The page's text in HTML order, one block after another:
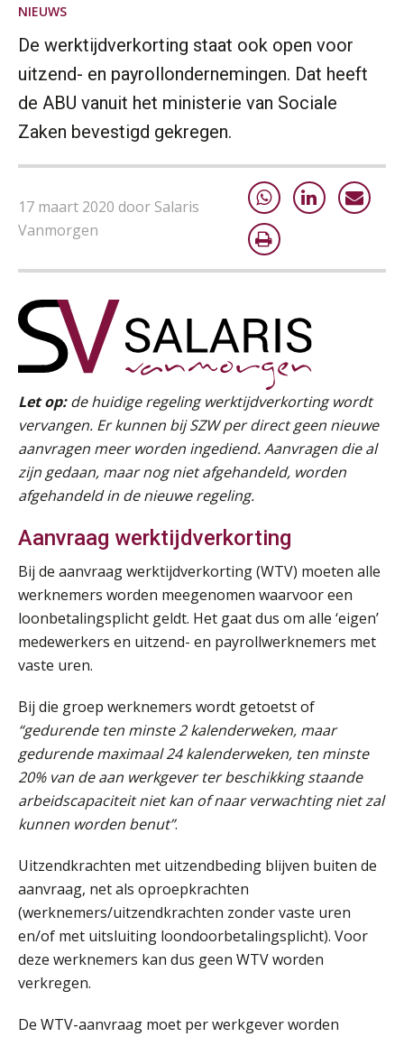
NIEUWS
De werktijdverkorting staat ook open voor
uitzend- en payrollondernemingen. Dat heeft
de ABU vanuit het ministerie van Sociale
Zaken bevestigd gekregen.
17 maart 2020 door Salaris
Vanmorgen
Let op:de huidige regeling werktijdverkorting wordt
vervangen. Er kunnen bij SZW per direct geen nieuwe
aanvragen meer worden ingediend. Aanvragen die al
zijn gedaan, maar nog niet afgehandeld, worden
afgehandeld in de nieuwe regeling.
Aanvraag werktijdverkorting
Bij de aanvraag werktijdverkorting (WTV) moeten alle
werknemers worden meegenomen waarvoor een
loonbetalingsplicht geldt. Het gaat dus om alle ‘eigen’
medewerkers en uitzend- en payrollwerknemers met
vaste uren.
Bij die groep werknemers wordt getoetst of
“gedurende ten minste 2 kalenderweken, maar
gedurende maximaal 24 kalenderweken, ten minste
20% van de aan werkgever ter beschikking staande
arbeidscapaciteit niet kan of naar verwachting niet zal
kunnen worden benut”.
Uitzendkrachten met uitzendbeding blijven buiten de
aanvraag, net als oproepkrachten
(werknemers/uitzendkrachten zonder vaste uren
en/of met uitsluiting loondoorbetalingsplicht). Voor
deze werknemers kan dus geen WTV worden
verkregen.
De WTV-aanvraag moet per werkgever worden
De mensen achter de loonstrook: in
gesprek met Susan Hendriks
administratie — maar hoe zit het met
die van jouzelf?
01
SEP
Cursus Van salarisadministrateur naar beloningsadviseur (basis)
MOCuitgevers
SEP
Online cursus Wwft voor salarisadministrateurs (inclusief praktijkmodellen)
MOCuitgevers
SEP
Online cursus Bedingen in de arbeidsovereenkomst
MOCuitgevers
08
SEP
MOCuitgevers
09
SEP
Cursus Samenwerken financiële- en salarisadministratie
MOCuitgevers
16
SEP
Online cursus Disfunctionerende werknemer: wat nu?
MOCuitgevers
SEP
MOCuitgevers
17
SEP
Online cursus Auto, fiets en OV in de salarisadministratie
MOCuitgevers
SEP
SD Worx
SEP
Cursus Samen sterk: efficiënte samenwerking tussen HR en salarisadministratie
MOCuitgevers
SEP
MOCuitgevers
24
SEP
Online cursus Zzp’er, de Wet DBA en schijnzelfstandigheid
MOCuitgevers
24